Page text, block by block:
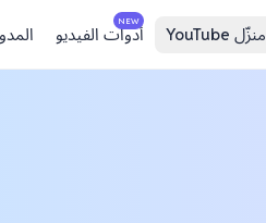
منزّل YouTube
NEW
أدوات الفيديو